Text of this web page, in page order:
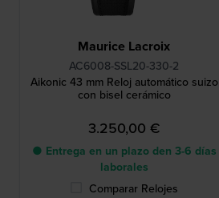
Maurice Lacroix
AC6008-SSL20-330-2
Aikonic 43 mm Reloj automático suizo
con bisel cerámico
3.250,00 €
● Entrega en un plazo den 3-6 días
laborales
Comparar Relojes